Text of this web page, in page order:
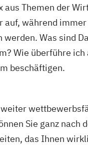
Themen der
während
Was sind
Wie überführe
beschäftigen.
Sie ganz nach
das Ihnen